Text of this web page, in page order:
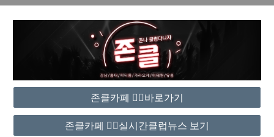
존클카페 ❤️‍🔥바로가기
존클카페 ❤️‍🔥실시간클럽뉴스 보기